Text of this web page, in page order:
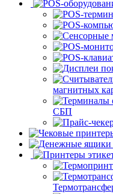
магнитных
СБП